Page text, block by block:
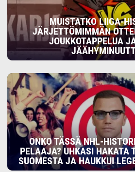
MUISTATKO LIIGA-
JÄRJETTÖMIMMÄN
JOUKKOTAPPELUA
ONKO TÄSSÄ NHL-
PELAAJA? UHKASI HAKATA
SUOMESTA JA HAUKKUI